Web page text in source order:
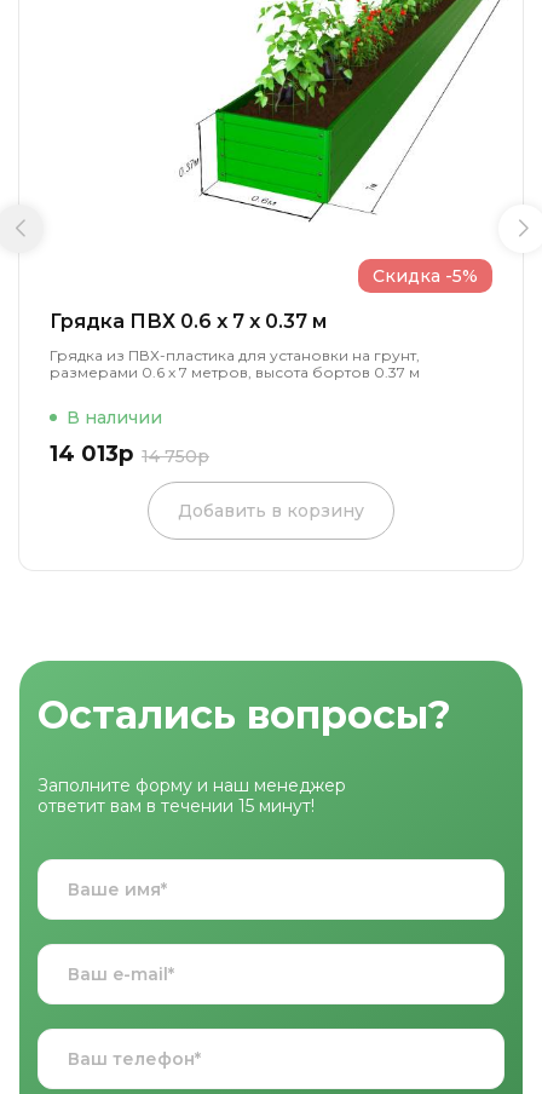
Грядка ПВХ 0.6 x 7 x 0.37 м
Грядка из ПВХ-пластика для установки на грунт,
размерами 0.6 х 7 метров, высота бортов 0.37 м
В наличии
14 013р 14 750р
Скидка -5%
Добавить в корзину
Остались вопросы?
Заполните форму и наш менеджер
ответит вам в течении 15 минут!